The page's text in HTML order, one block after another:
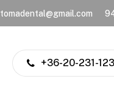
tomadental@gmail.com
+36-20-231-